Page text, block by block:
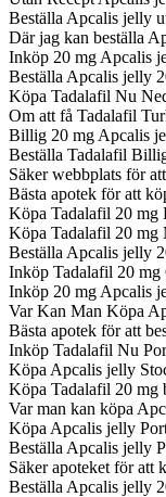
Beställa Apcalis jelly
Där jag kan beställa
Inköp 20 mg Apcalis
Beställa Apcalis jelly
Köpa Tadalafil Nu
Om att få Tadalafil
Billig 20 mg Apcalis
Beställa Tadalafil
Säker webbplats för
Bästa apotek för att
Köpa Tadalafil 20 mg
Köpa Tadalafil 20 mg
Beställa Apcalis jelly
Inköp Tadalafil 20 mg
Inköp 20 mg Apcalis
Var Kan Man Köpa
Bästa apotek för att
Inköp Tadalafil Nu
Köpa Apcalis jelly
Köpa Tadalafil 20 mg
Var man kan köpa
Köpa Apcalis jelly
Beställa Apcalis jelly
Säker apoteket för att
Beställa Apcalis jelly